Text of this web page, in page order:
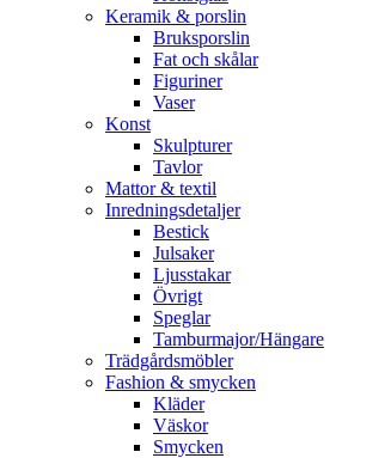
Keramik & porslin
Bruksporslin
Fat och skålar
Figuriner
Vaser
Konst
Skulpturer
Tavlor
Mattor & textil
Inredningsdetaljer
Bestick
Julsaker
Ljusstakar
Övrigt
Speglar
Tamburmajor/Hängare
Trädgårdsmöbler
Fashion & smycken
Kläder
Väskor
Smycken